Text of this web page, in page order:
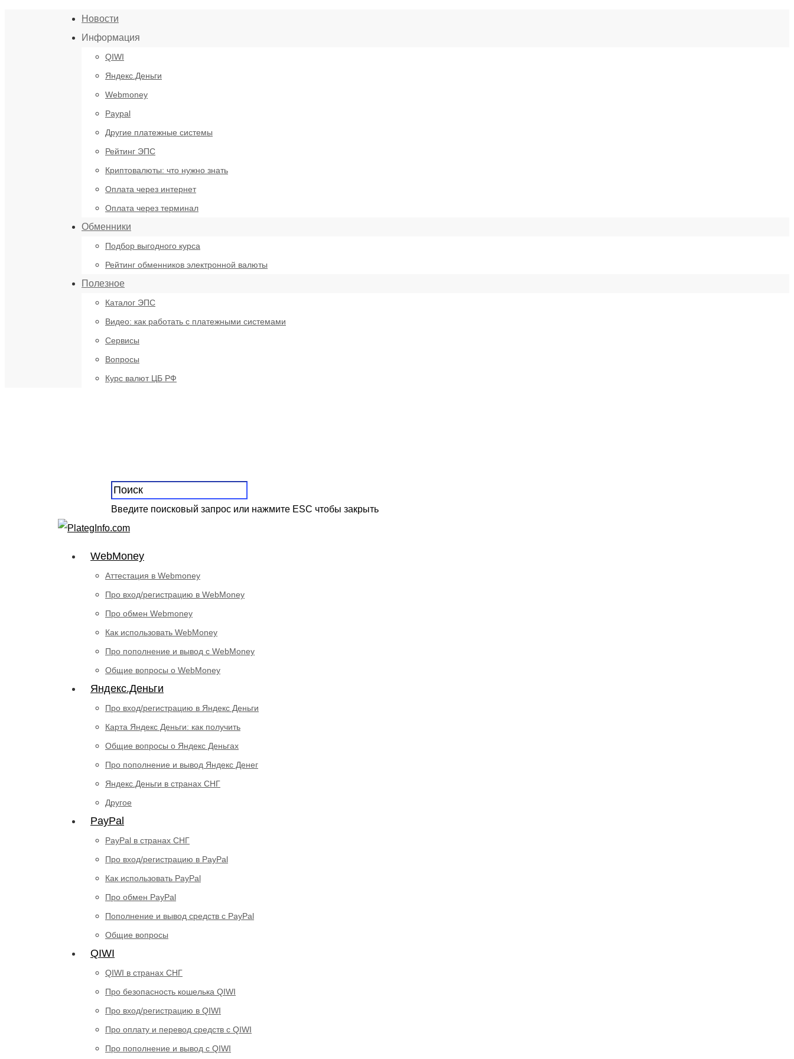
Новости
Информация
QIWI
Яндекс.Деньги
Webmoney
Paypal
Другие платежные системы
Рейтинг ЭПС
Криптовалюты: что нужно знать
Оплата через интернет
Оплата через терминал
Обменники
Подбор выгодного курса
Рейтинг обменников электронной валюты
Полезное
Каталог ЭПС
Видео: как работать с платежными системами
Сервисы
Вопросы
Курс валют ЦБ РФ
Введите поисковый запрос или нажмите ESC чтобы закрыть
WebMoney
Аттестация в Webmoney
Про вход/регистрацию в WebMoney
Про обмен Webmoney
Как использовать WebMoney
Про пополнение и вывод с WebMoney
Общие вопросы о WebMoney
Яндекс.Деньги
Про вход/регистрацию в Яндекс Деньги
Карта Яндекс Деньги: как получить
Общие вопросы о Яндекс Деньгах
Про пополнение и вывод Яндекс Денег
Яндекс.Деньги в странах СНГ
Другое
PayPal
PayPal в странах СНГ
Про вход/регистрацию в PayPal
Как использовать PayPal
Про обмен PayPal
Пополнение и вывод средств с PayPal
Общие вопросы
QIWI
QIWI в странах СНГ
Про безопасность кошелька QIWI
Про вход/регистрацию в QIWI
Про оплату и перевод средств c QIWI
Про пополнение и вывод с QIWI